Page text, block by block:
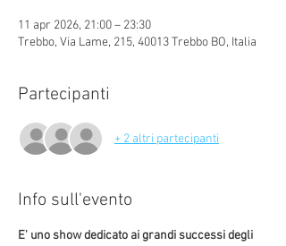
11 apr 2026, 21:00 – 23:30
Trebbo, Via Lame, 215, 40013 Trebbo BO, Italia
Partecipanti
+ 2 altri partecipanti
Info sull'evento
E' uno show dedicato ai grandi successi degli